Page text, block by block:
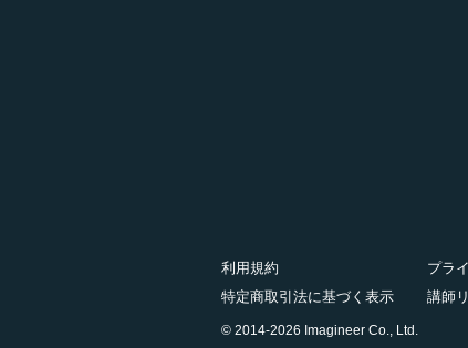
利用規約 プラ
特定商取引法に基づく表示
講師
© 2014-2026 Imagineer Co., Ltd.